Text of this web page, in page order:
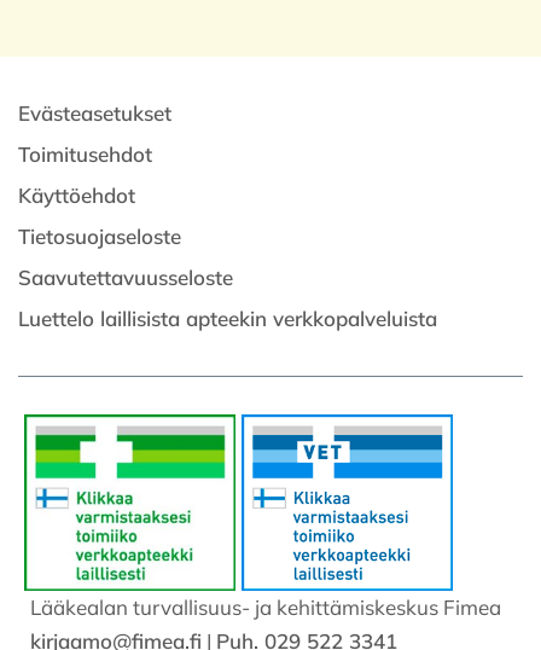
Evästeasetukset
Toimitusehdot
Käyttöehdot
Tietosuojaseloste
Saavutettavuusseloste
Luettelo laillisista apteekin verkkopalveluista
Lääkealan turvallisuus- ja kehittämiskeskus Fimea
kirjaamo@fimea.fi | Puh. 029 522 3341